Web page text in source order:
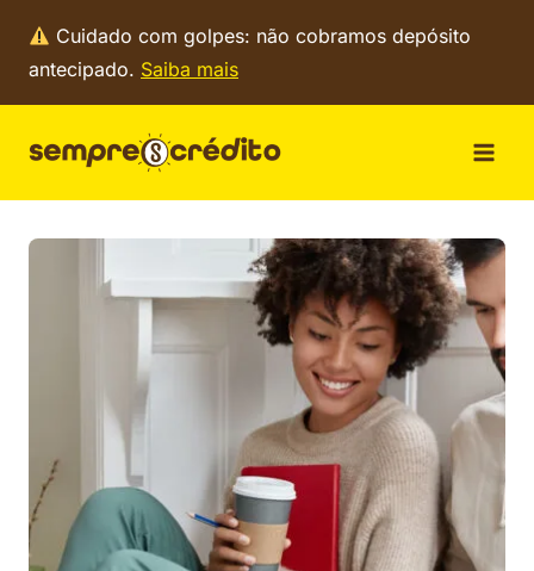
para
Cuidado com golpes: não cobramos depósito
antecipado. Saiba mais